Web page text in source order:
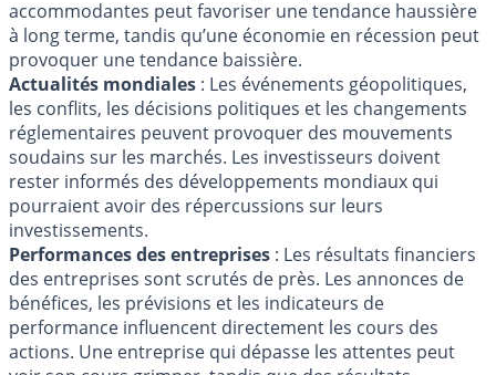
accommodantes peut favoriser une tendance haussière
à long terme, tandis qu’une économie en récession peut
provoquer une tendance baissière.
Actualités mondiales : Les événements géopolitiques,
les conflits, les décisions politiques et les changements
réglementaires peuvent provoquer des mouvements
soudains sur les marchés. Les investisseurs doivent
rester informés des développements mondiaux qui
pourraient avoir des répercussions sur leurs
investissements.
Performances des entreprises : Les résultats financiers
des entreprises sont scrutés de près. Les annonces de
bénéfices, les prévisions et les indicateurs de
performance influencent directement les cours des
actions. Une entreprise qui dépasse les attentes peut